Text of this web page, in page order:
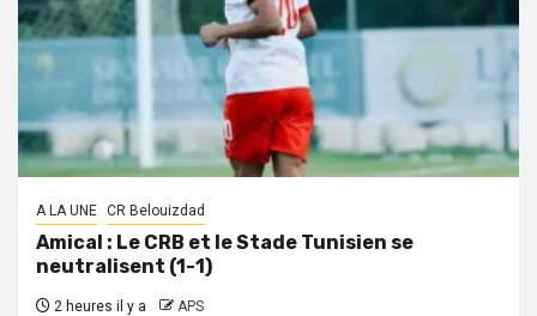
A LA UNE CR Belouizdad
Amical : Le CRB et le Stade Tunisien se
neutralisent (1-1)
2 heures il y a APS